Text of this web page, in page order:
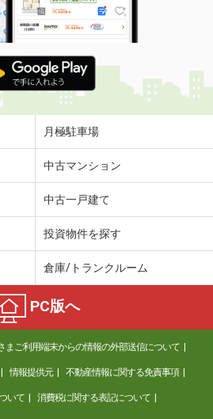
月極駐車場
中古マンション
中古一戸建て
投資物件を探す
倉庫/トランクルーム
PC版へ
まご利用端末からの情報の外部送信について
情報提供元 不動産情報に関する免責事項
いて 消費税に関する表記について